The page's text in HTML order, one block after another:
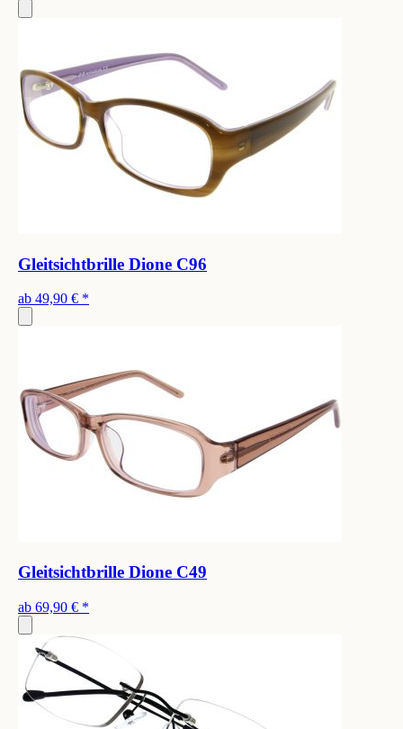
Gleitsichtbrille Dione C96
ab 49,90 € *
Gleitsichtbrille Dione C49
ab 69,90 € *